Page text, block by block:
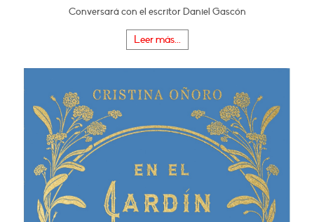
Conversará con el escritor Daniel Gascón
Leer más...